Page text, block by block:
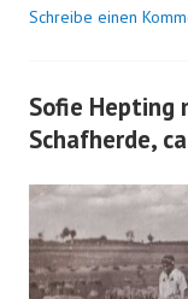
Schreibe einen
Sofie Hepting
Schafherde,